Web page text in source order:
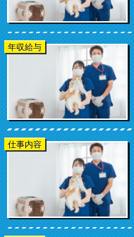
年収給与
仕事内容